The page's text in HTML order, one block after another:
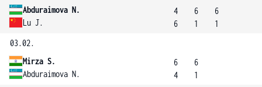
Abduraimova N.
Lu J.
4
6
6
1
6
1
03.02.
Mirza S.
Abduraimova N.
6
4
6
1